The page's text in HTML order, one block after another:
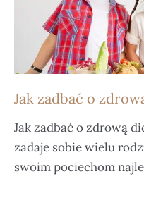
Jak zadbać o
Jak zadbać o zdrową
zadaje sobie wielu
swoim pociechom